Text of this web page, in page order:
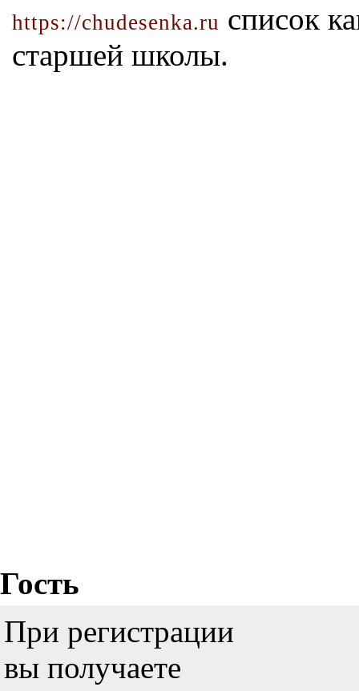
https://chudesenka.ru список
старшей школы.
Гость
При регистрации
вы получаете